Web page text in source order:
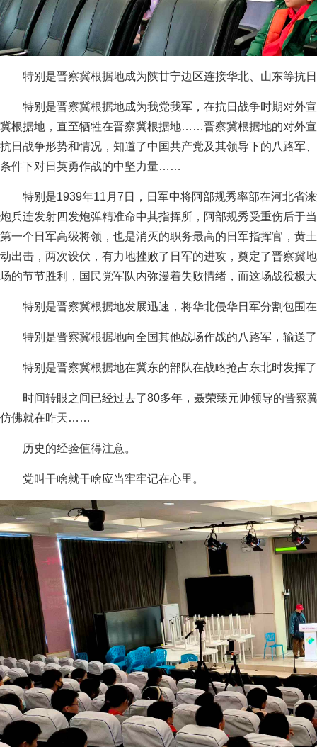
特别是晋察冀根据地成为陕甘宁边区连接华北、山东等
特别是晋察冀根据地成为我党我军，在抗日战争时期对外
冀根据地，直至牺牲在晋察冀根据地……晋察冀根据地的对外
抗日战争形势和情况，知道了中国共产党及其领导下的八路军
条件下对日英勇作战的中坚力量……
特别是1939年11月7日，日军中将阿部规秀率部在河北省
炮兵连发射四发炮弹精准命中其指挥所，阿部规秀受重伤后于
第一个日军高级将领，也是消灭的职务最高的日军指挥官，黄
动出击，两次设伏，有力地挫败了日军的进攻，奠定了晋察冀
场的节节胜利，国民党军队内弥漫着失败情绪，而这场战役极
特别是晋察冀根据地发展迅速，将华北侵华日军分割包围
特别是晋察冀根据地向全国其他战场作战的八路军，输送
特别是晋察冀根据地在冀东的部队在战略抢占东北时发
时间转眼之间已经过去了80多年，聂荣臻元帅领导的晋察
仿佛就在昨天……
历史的经验值得注意。
党叫干啥就干啥应当牢牢记在心里。